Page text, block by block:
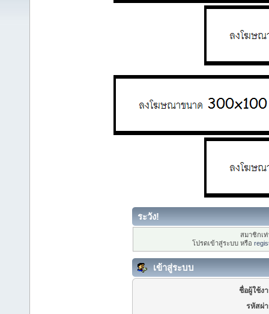
ระวัง!
สมาชิกเ
โปรดเข้าสู่ระบบ หรือ
เข้าสู่ระบบ
ชื่อผู้ใช้ง
รหัสผ่